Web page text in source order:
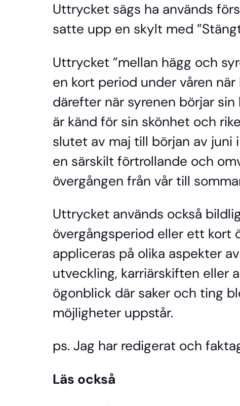
Uttrycket sägs ha används
satte upp en skylt med
Uttrycket ”mellan hägg och
en kort period under våren
därefter när syrenen börjar
är känd för sin skönhet och
slutet av maj till början av juni
en särskilt förtrollande och
övergången från vår till
Uttrycket används också
övergångsperiod eller ett kort
appliceras på olika aspekter
utveckling, karriärskiften eller
ögonblick där saker och ting
möjligheter uppstår.
ps. Jag har redigerat och
Läs också